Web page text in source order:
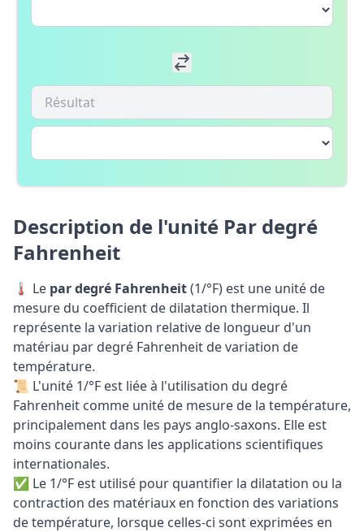
Description de l'unité Par degré
Fahrenheit
🌡️ Le par degré Fahrenheit(1/°F) est une unité de
mesure du coefficient de dilatation thermique. Il
représente la variation relative de longueur d'un
matériau par degré Fahrenheit de variation de
température.
📜 L'unité 1/°F est liée à l'utilisation du degré
Fahrenheit comme unité de mesure de la température,
principalement dans les pays anglo-saxons. Elle est
moins courante dans les applications scientifiques
internationales.
✅ Le 1/°F est utilisé pour quantifier la dilatation ou la
contraction des matériaux en fonction des variations
de température, lorsque celles-ci sont exprimées en